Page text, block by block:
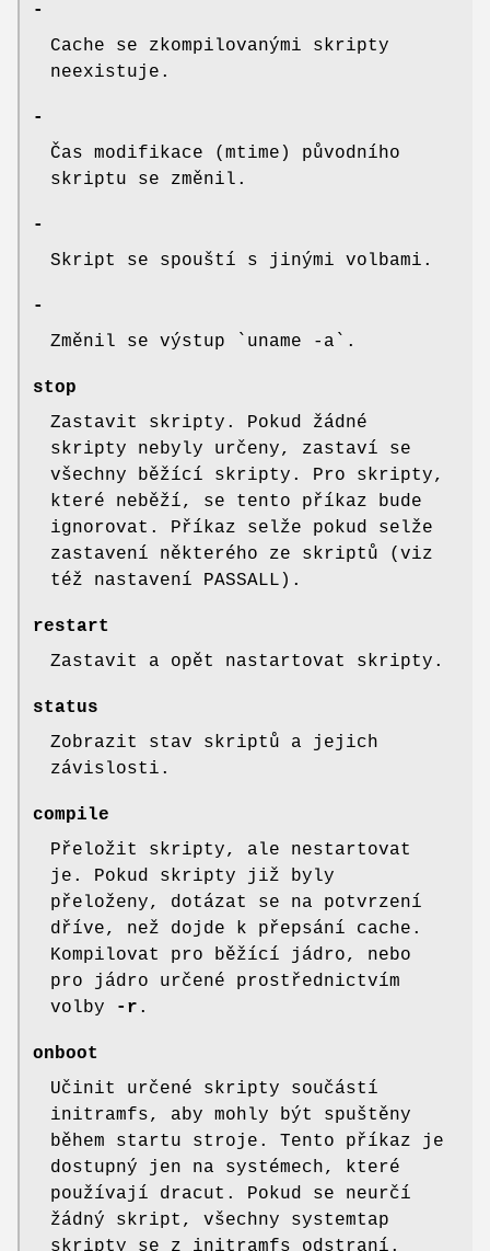
-
Cache se zkompilovanými skripty
neexistuje.
-
Čas modifikace (mtime) původního
skriptu se změnil.
-
Skript se spouští s jinými volbami.
-
Změnil se výstup `uname -a`.
stop
Zastavit skripty. Pokud žádné
skripty nebyly určeny, zastaví se
všechny běžící skripty. Pro skripty,
které neběží, se tento příkaz bude
ignorovat. Příkaz selže pokud selže
zastavení některého ze skriptů (viz
též nastavení PASSALL).
restart
Zastavit a opět nastartovat skripty.
status
Zobrazit stav skriptů a jejich
závislosti.
compile
Přeložit skripty, ale nestartovat
je. Pokud skripty již byly
přeloženy, dotázat se na potvrzení
dříve, než dojde k přepsání cache.
Kompilovat pro běžící jádro, nebo
pro jádro určené prostřednictvím
volby
-r .
onboot
Učinit určené skripty součástí
initramfs, aby mohly být spuštěny
během startu stroje. Tento příkaz je
dostupný jen na systémech, které
používají dracut. Pokud se neurčí
žádný skript, všechny systemtap
skripty se z initramfs odstraní.